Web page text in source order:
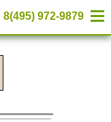
8(495) 972-9879